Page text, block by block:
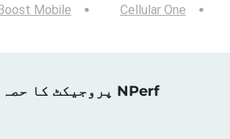
Cellular One
Mobile
NPerf پروجیکٹ کا حصہ بنیں ، ہماری ایپ ڈاؤن لوڈ کریں!